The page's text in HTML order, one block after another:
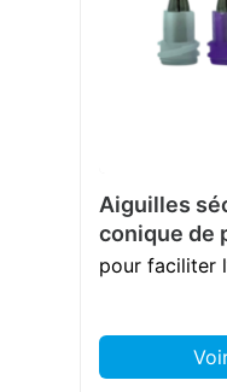
Aiguilles
conique de
pour faciliter